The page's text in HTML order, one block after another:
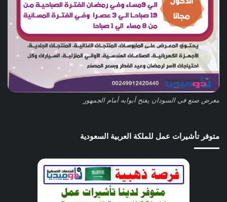
معرض صنع في السودان يفتح أبوابه أمام الجمهور
متوفر تأشيرات عمل للملكة العربية السعودية